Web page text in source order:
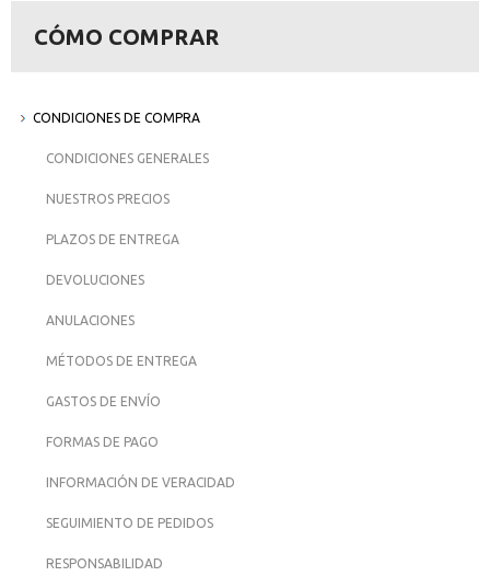
CÓMO COMPRAR
CONDICIONES DE COMPRA
CONDICIONES GENERALES
NUESTROS PRECIOS
PLAZOS DE ENTREGA
DEVOLUCIONES
ANULACIONES
MÉTODOS DE ENTREGA
GASTOS DE ENVÍO
FORMAS DE PAGO
INFORMACIÓN DE VERACIDAD
SEGUIMIENTO DE PEDIDOS
RESPONSABILIDAD